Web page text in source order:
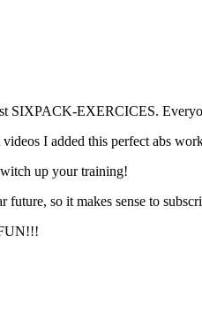
EXERCICES.
I added this perfect abs
up your training!
so it makes sense to